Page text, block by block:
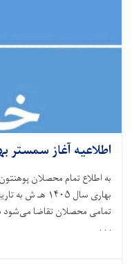
اطلاعیه آغاز سمستر
به اطلاع تمام محصلان
تمامی محصلان تقاضا
. . .